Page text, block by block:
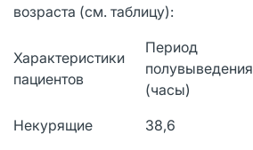
возраста (см. таблицу):
Характеристики
пациентов
Период
полувыведения
(часы)
Некурящие 38,6